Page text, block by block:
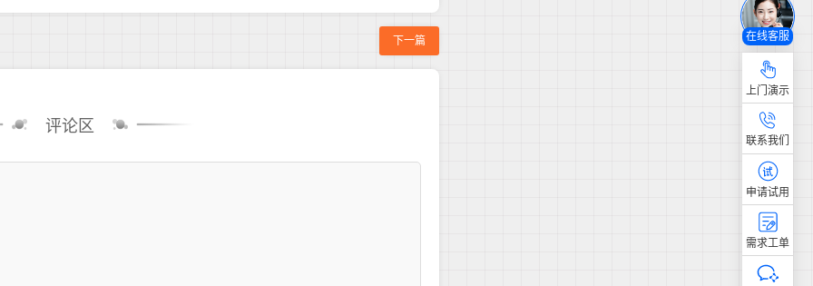
下一篇
评论区
在线客服
上门演示
联系我们
申请试用
需求工单